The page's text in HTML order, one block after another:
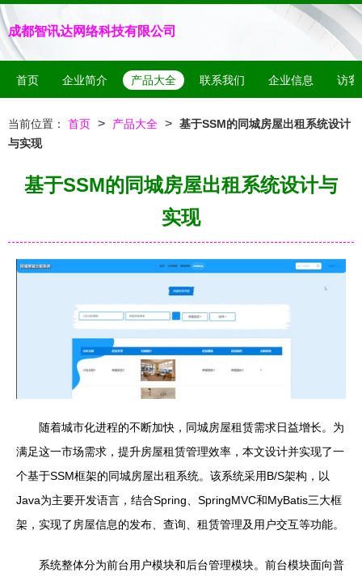
成都智讯达网络科技有限公司
首页 企业简介 产品大全 联系我们 企业信息 访客
当前位置： 首页 > 产品大全 > 基于SSM的同城房屋出租系统设计
与实现
基于SSM的同城房屋出租系统设计与
实现
随着城市化进程的不断加快，同城房屋租赁需求日益增长。为
满足这一市场需求，提升房屋租赁管理效率，本文设计并实现了一
个基于SSM框架的同城房屋出租系统。该系统采用B/S架构，以
Java为主要开发语言，结合Spring、SpringMVC和MyBatis三大框
架，实现了房屋信息的发布、查询、租赁管理及用户交互等功能。
系统整体分为前台用户模块和后台管理模块。前台模块面向普